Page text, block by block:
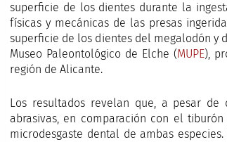
superficie de los dientes durante la
físicas y mecánicas de las presas
superficie de los dientes del megalodón y
Museo Paleontológico de Elche (MUPE),
región de Alicante.
Los resultados revelan que, a pesar
abrasivas, en comparación con el
microdesgaste dental de ambas